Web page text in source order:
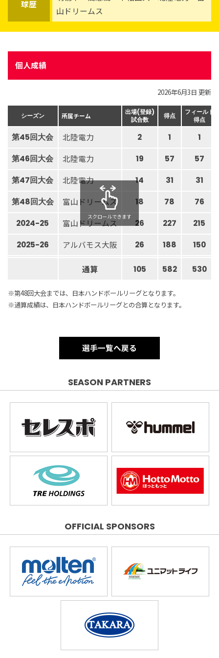
球歴
山ドリームス
個人成績
2026年6月3日 更新
シーズン 所属チーム
出場(登録)
試合数
得点
フィールド
得点
第45回大会 北陸電力 2 1 1
第46回大会 北陸電力 19 57 57
第47回大会 北陸電力 14 31 31
第48回大会 富山ドリームス 18 78 76
2024-25 富山ドリームス 26 227 215
2025-26 アルバモス大阪 26 188 150
通算 105 582 530
スクロールできます
※第48回大会までは、日本ハンドボールリーグとなります。
※通算成績は、日本ハンドボールリーグとの合算となります。
選手一覧へ戻る
SEASON PARTNERS
OFFICIAL SPONSORS